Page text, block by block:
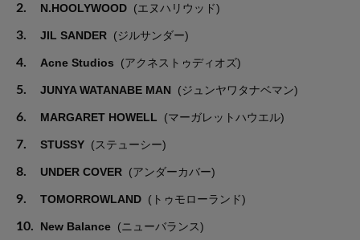
2. N.HOOLYWOOD (エヌハリウッド)
3. JIL SANDER (ジルサンダー)
4. Acne Studios (アクネストゥディオズ)
5. JUNYA WATANABE MAN (ジュンヤワタナベマン)
6. MARGARET HOWELL (マーガレットハウエル)
7. STUSSY (ステューシー)
8. UNDER COVER (アンダーカバー)
9. TOMORROWLAND (トゥモローランド)
10. New Balance (ニューバランス)